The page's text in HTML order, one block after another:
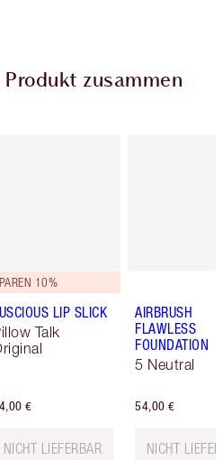
zusammen
10%
LIP SLICK
Talk
€
NICHT LIEFERBAR
AIRBRUSH
FLAWLESS
FOUNDATION
5 Neutral
54,00 €
NICHT